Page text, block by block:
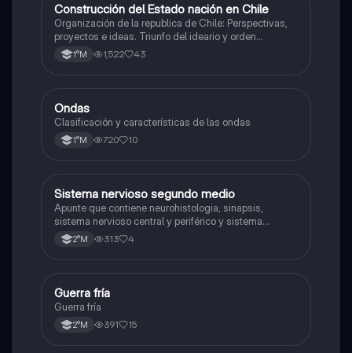
Historia
Construcción del Estado nación en Chile
Organización de la republica de Chile: Perspectivas,
proyectos e ideas. Triunfo del ideario y orden
conservador. Constitución de 1833. "Era Portaliana"
1°M 1,522 43
Física
Ondas
Clasificación y características de las ondas
1°M 720 10
Biología
Sistema nervioso segundo medio
Apunte que contiene neurohistologia, sinapsis,
sistema nervioso central y periférico y sistema
endocrino
2°M 313 4
Historia
Guerra fría
Guerra fría
2°M 391 15